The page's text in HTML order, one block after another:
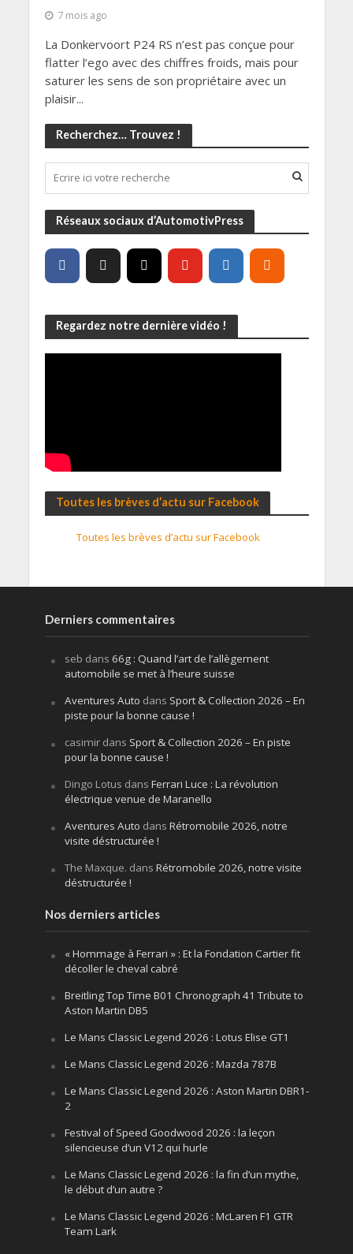
7 mois ago
La Donkervoort P24 RS n’est pas conçue pour
flatter l’ego avec des chiffres froids, mais pour
saturer les sens de son propriétaire avec un
plaisir...
Recherchez… Trouvez !
Réseaux sociaux d’AutomotivPress
Regardez notre dernière vidéo !
Toutes les brèves d’actu sur Facebook
Toutes les brèves d’actu sur Facebook
Derniers commentaires
seb dans 66g : Quand l’art de l’allègement
automobile se met à l’heure suisse
Aventures Auto dans Sport & Collection 2026 – En
piste pour la bonne cause !
casimirdans Sport & Collection 2026 – En piste
pour la bonne cause !
Dingo Lotus dans Ferrari Luce : La révolution
électrique venue de Maranello
Aventures Auto dans Rétromobile 2026, notre
visite déstructurée !
The Maxque. dans Rétromobile 2026, notre visite
déstructurée !
Nos derniers articles
« Hommage à Ferrari » : Et la Fondation Cartier fit
décoller le cheval cabré
Breitling Top Time B01 Chronograph 41 Tribute to
Aston Martin DB5
Le Mans Classic Legend 2026 : Lotus Elise GT1
Le Mans Classic Legend 2026 : Mazda 787B
Le Mans Classic Legend 2026 : Aston Martin DBR1-
2
Festival of Speed Goodwood 2026 : la leçon
silencieuse d’un V12 qui hurle
Le Mans Classic Legend 2026 : la fin d’un mythe,
le début d’un autre ?
Le Mans Classic Legend 2026 : McLaren F1 GTR
Team Lark